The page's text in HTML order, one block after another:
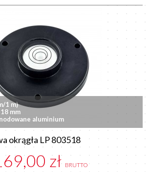
1 m)
mm
aluminium
okrągła LP 803518
zł BRUTTO